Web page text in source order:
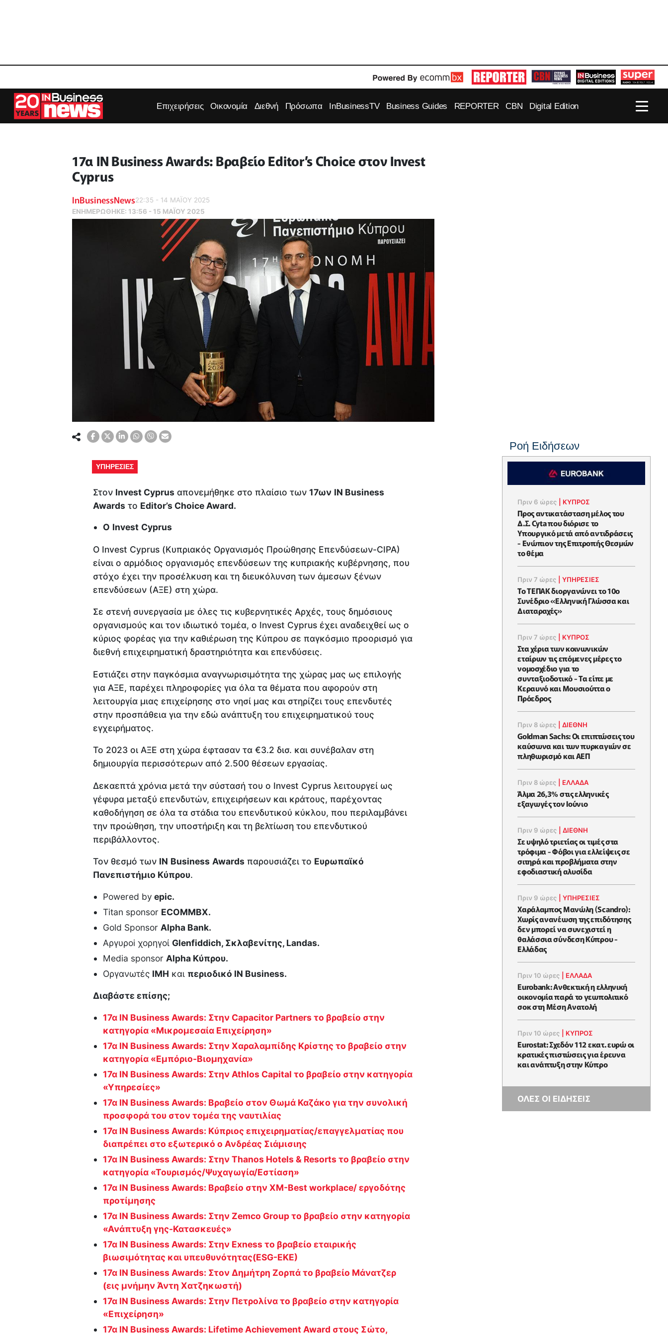
Επιχειρήσεις Οικονομία Διεθνή Πρόσωπα InBusinessTV Business Guides REPORTER CBN Digital Edition
17α IN Business Awards: Βραβείο Editor’s Choice στον Invest
Cyprus
InBusinessNews22:35 - 14 ΜΑΪ́ΟΥ 2025
ΕΝΗΜΕΡΏΘΗΚΕ: 13:56 - 15 ΜΑΪ́ΟΥ 2025
ΥΠΗΡΕΣΙΕΣ
Στον Invest Cyprus απονεμήθηκε στο πλαίσιο των 17ων IN Business
Awards το Editor’s Choice Award.
O Invest Cyprus
Ο Invest Cyprus (Κυπριακός Οργανισμός Προώθησης Επενδύσεων-CIPA)
είναι ο αρμόδιος οργανισμός επενδύσεων της κυπριακής κυβέρνησης, που
στόχο έχει την προσέλκυση και τη διευκόλυνση των άμεσων ξένων
επενδύσεων (ΑΞΕ) στη χώρα.
Σε στενή συνεργασία με όλες τις κυβερνητικές Αρχές, τους δημόσιους
οργανισμούς και τον ιδιωτικό τομέα, ο Invest Cyprus έχει αναδειχθεί ως ο
κύριος φορέας για την καθιέρωση της Κύπρου σε παγκόσμιο προορισμό για
διεθνή επιχειρηματική δραστηριότητα και επενδύσεις.
Εστιάζει στην παγκόσμια αναγνωρισιμότητα της χώρας μας ως επιλογής
για ΑΞΕ, παρέχει πληροφορίες για όλα τα θέματα που αφορούν στη
λειτουργία μιας επιχείρησης στο νησί μας και στηρίζει τους επενδυτές
στην προσπάθεια για την εδώ ανάπτυξη του επιχειρηματικού τους
εγχειρήματος.
Το 2023 οι ΑΞΕ στη χώρα έφτασαν τα €3.2 δισ. και συνέβαλαν στη
δημιουργία περισσότερων από 2.500 θέσεων εργασίας.
Δεκαεπτά χρόνια μετά την σύστασή του ο Invest Cyprus λειτουργεί ως
γέφυρα μεταξύ επενδυτών, επιχειρήσεων και κράτους, παρέχοντας
καθοδήγηση σε όλα τα στάδια του επενδυτικού κύκλου, που περιλαμβάνει
την προώθηση, την υποστήριξη και τη βελτίωση του επενδυτικού
περιβάλλοντος.
Τον θεσμό των IN Business Awards παρουσιάζει το Ευρωπαϊκό
Πανεπιστήμιο Κύπρου.
Powered by epic.
Τitan sponsor ΕCOMMBX.
Gold Sponsor Αlpha Bank.
Αργυρoi χορηγοί Glenfiddich, Σκλαβενίτης, Landas.
Media sponsor Alpha Κύπρου.
Οργανωτές ΙΜΗ και περιοδικό ΙΝ Βusiness.
Διαβάστε επίσης;
17α IN Business Awards: Στην Capacitor Partners το βραβείο στην
κατηγορία «Μικρομεσαία Επιχείρηση»
17α IN Business Awards: Στην Χαραλαμπίδης Κρίστης το βραβείο στην
κατηγορία «Εμπόριο-Βιομηχανία»
17α IN Business Awards: Στην Athlos Capital το βραβείο στην κατηγορία
«Υπηρεσίες»
17α IN Business Awards: Βραβείο στον Θωμά Καζάκο για την συνολική
προσφορά του στον τομέα της ναυτιλίας
17α IN Business Awards: Kύπριος επιχειρηματίας/επαγγελματίας που
διαπρέπει στο εξωτερικό ο Ανδρέας Σιάμισιης
17α IN Business Awards: Στην Thanos Hotels & Resorts το βραβείο στην
κατηγορία «Τουρισμός/Ψυχαγωγία/Εστίαση»
17α IN Business Awards: Βραβείο στην XM-Best workplace/ εργοδότης
προτίμησης
17α IN Business Awards: Στην Zemco Group το βραβείο στην κατηγορία
«Ανάπτυξη γης-Κατασκευές»
17α IN Business Awards: Στην Exness το βραβείο εταιρικής
βιωσιμότητας και υπευθυνότητας(ESG-ΕΚΕ)
17α IN Business Awards: Στον Δημήτρη Ζορπά το βραβείο Μάνατζερ
(εις μνήμην Άντη Χατζηκωστή)
17α IN Business Awards: Στην Πετρολίνα το βραβείο στην κατηγορία
«Επιχείρηση»
17α IN Business Awards: Lifetime Achievement Award στους Σώτο,
Ροή Ειδήσεων
Πριν 6 ώρες ΚΥΠΡΟΣ
Προς αντικατάσταση μέλος του
Δ.Σ. Cyta που διόρισε το
Υπουργικό μετά από αντιδράσεις
- Ενώπιον της Επιτροπής Θεσμών
το θέμα
Πριν 7 ώρες |ΥΠΗΡΕΣΙΕΣ
Το ΤΕΠΑΚ διοργανώνει το 10ο
Συνέδριο «Ελληνική Γλώσσα και
Διαταραχές»
Πριν 7 ώρες ΚΥΠΡΟΣ
Στα χέρια των κοινωνικών
εταίρων τις επόμενες μέρες το
νομοσχέδιο για το
συνταξιοδοτικό - Τα είπε με
Κεραυνό και Μουσιούττα ο
Πρόεδρος
Πριν 8 ώρες |ΔΙΕΘΝΗ
Goldman Sachs: Οι επιπτώσεις του
καύσωνα και των πυρκαγιών σε
πληθωρισμό και ΑΕΠ
Πριν 8 ώρες ΕΛΛΆΔΑ
Άλμα 26,3% στις ελληνικές
εξαγωγές τον Ιούνιο
Πριν 9 ώρες |ΔΙΕΘΝΗ
Σε υψηλό τριετίας οι τιμές στα
τρόφιμα - Φόβοι για ελλείψεις σε
σιτηρά και προβλήματα στην
εφοδιαστική αλυσίδα
Πριν 9 ώρες |ΥΠΗΡΕΣΙΕΣ
Χαράλαμπος Μανώλη (Scandro):
Χωρίς ανανέωση της επιδότησης
δεν μπορεί να συνεχιστεί η
θαλάσσια σύνδεση Κύπρου -
Ελλάδας
Πριν 10 ώρες ΕΛΛΆΔΑ
Eurobank: Ανθεκτική η ελληνική
οικονομία παρά το γεωπολιτικό
σοκ στη Μέση Ανατολή
Πριν 10 ώρες ΚΥΠΡΟΣ
Eurostat: Σχεδόν 112 εκατ. ευρώ οι
κρατικές πιστώσεις για έρευνα
και ανάπτυξη στην Κύπρο
ΟΛΕΣ ΟΙ ΕΙΔΗΣΕΙΣ